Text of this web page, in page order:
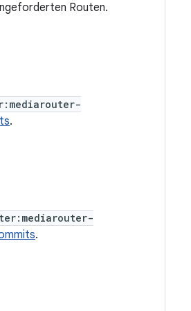
Routen.
.
.